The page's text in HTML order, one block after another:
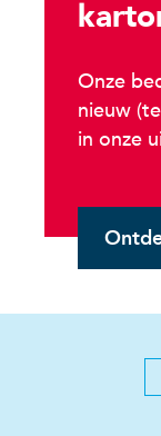
Onze
nieuw
in onze